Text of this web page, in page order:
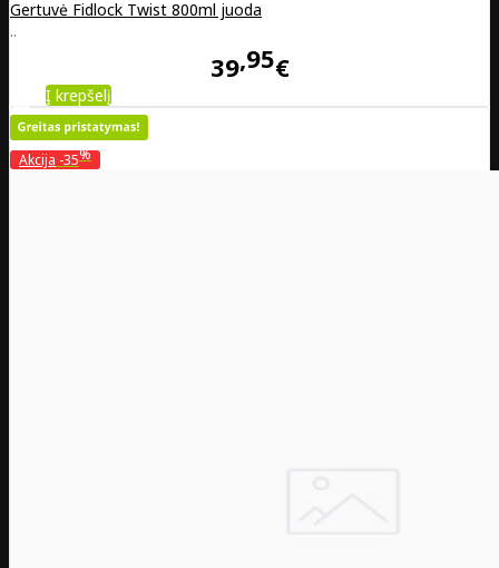
Gertuvė Fidlock Twist 800ml juoda
..
39 95€
Į krepšelį
Akcija -35%